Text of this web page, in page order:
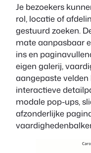
Je bezoekers
rol, locatie of
gestuurd zoeken.
mate aanpasbaar
ins en
eigen galerij,
aangepaste
interactieve
modale pop-ups,
afzonderlijke